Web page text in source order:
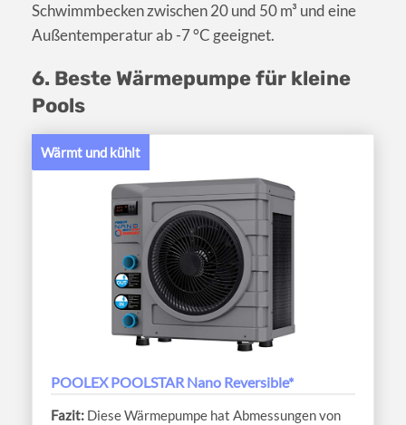
Schwimmbecken zwischen 20 und 50 m³ und eine
Außentemperatur ab -7 °C geeignet.
6. Beste Wärmepumpe für kleine
Pools
Wärmt und kühlt
POOLEX POOLSTAR Nano Reversible*
Diese Wärmepumpe hat Abmessungen von